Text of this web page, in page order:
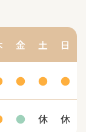
金 土 日
● ● ●
● 休 休